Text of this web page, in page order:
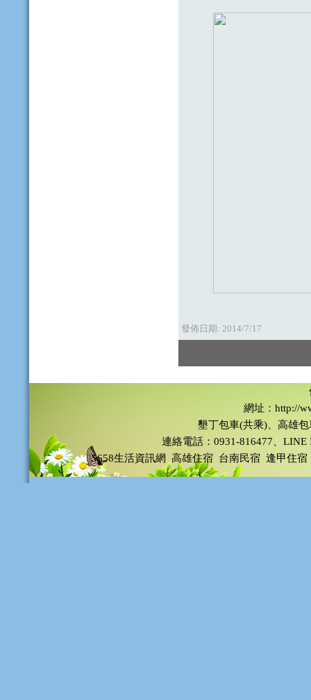
發佈日期: 2014/7/17
網址：http://
墾丁包車(共乘)、高雄
連絡電話：0931-816477、
5658生活資訊網
高雄住宿 台南民宿 逢甲住宿